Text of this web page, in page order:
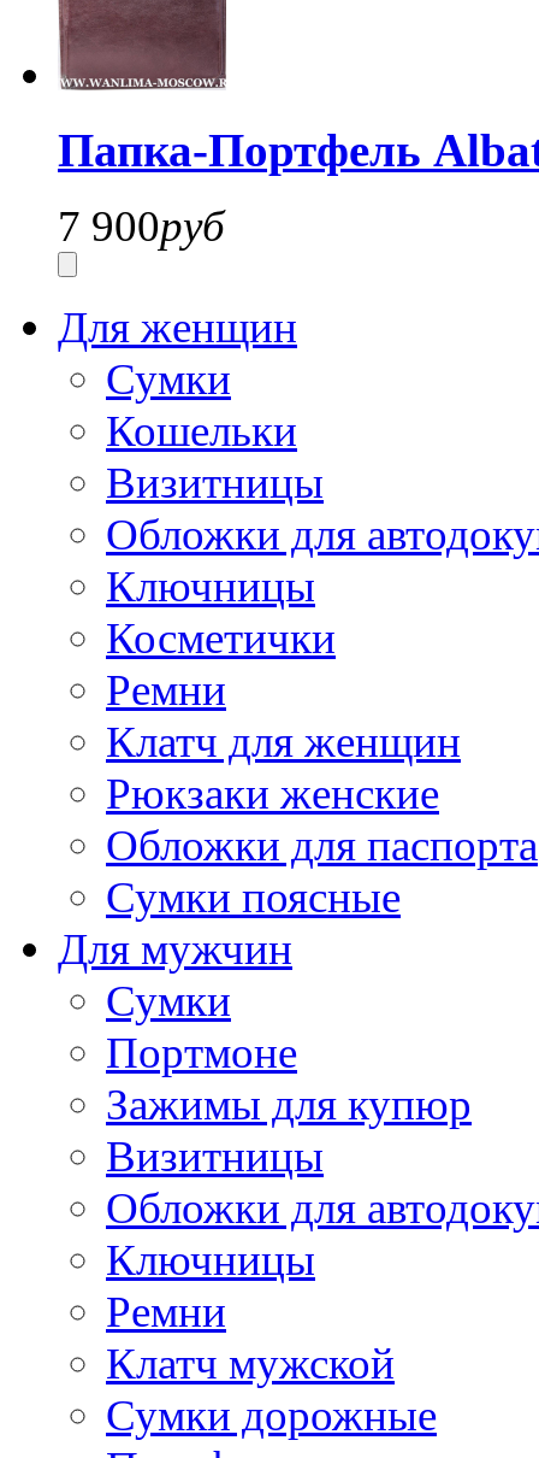
Папка-Портфель
7 900руб
Для женщин
Сумки
Кошельки
Визитницы
Обложки для
Ключницы
Косметички
Ремни
Клатч для женщин
Рюкзаки женские
Обложки для паспорта
Сумки поясные
Для мужчин
Сумки
Портмоне
Зажимы для купюр
Визитницы
Обложки для
Ключницы
Ремни
Клатч мужской
Сумки дорожные